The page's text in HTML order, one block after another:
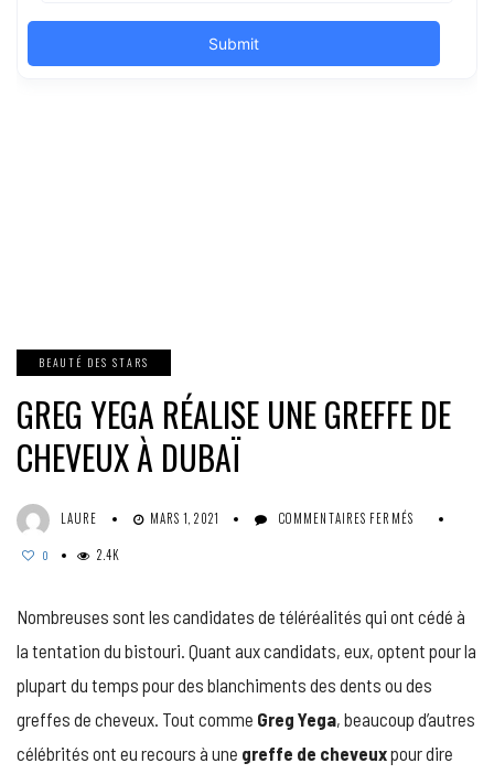
BEAUTÉ DES STARS
GREG YEGA RÉALISE UNE GREFFE DE
CHEVEUX À DUBAÏ
LAURE MARS 1, 2021 COMMENTAIRES FERMÉS
GREFFE
DE
CHEVEUX
À
DUBAÏ
0 2.4K
Nombreuses sont les candidates de téléréalités qui ont cédé à
la tentation du bistouri. Quant aux candidats, eux, optent pour la
plupart du temps pour des blanchiments des dents ou des
greffes de cheveux. Tout comme Greg Yega, beaucoup d’autres
célébrités ont eu recours à une greffe de cheveuxpour dire